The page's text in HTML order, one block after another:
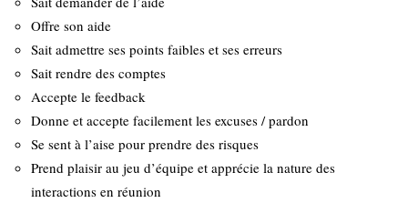
Offre son aide
Sait admettre ses points faibles et ses erreurs
Sait rendre des comptes
Accepte le feedback
Donne et accepte facilement les excuses / pardon
Se sent à l’aise pour prendre des risques
Prend plaisir au jeu d’équipe et apprécie la nature des
interactions en réunion